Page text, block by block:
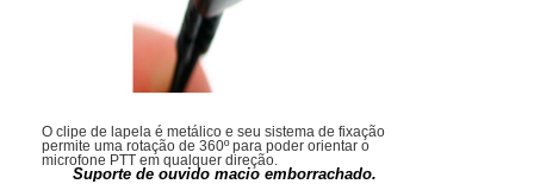
O clipe de lapela é metálico e seu sistema de fixação
permite uma rotação de 360º para poder orientar o
microfone PTT em qualquer direção.
Suporte de ouvido macio emborrachado.